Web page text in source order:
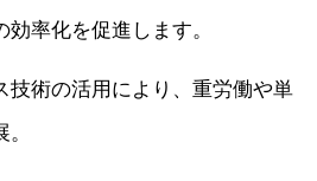
率化を促進します。
技術の活用により、重労働や単